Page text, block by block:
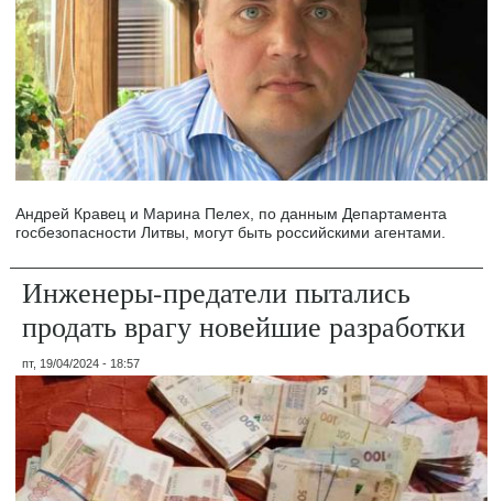
Андрей Кравец и Марина Пелех, по данным Департамента
госбезопасности Литвы, могут быть российскими агентами.
Инженеры-предатели пытались
продать врагу новейшие разработки
пт, 19/04/2024 - 18:57